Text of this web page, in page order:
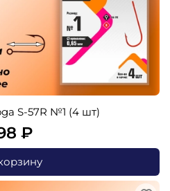
S-57R №1 (4 шт)
₽